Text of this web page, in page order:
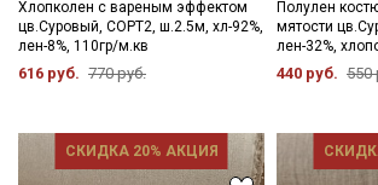
- гладить рекомендуется слегка
стороны.
Цветопередача может отличаться от
точно передать цвет ткани на фото и в
несмотря на наши старания, мы не можем
Хлопколен с вареным эффектом
цв.Суровый, СОРТ2, ш.2.5м, хл-92%,
лен-8%, 110гр/м.кв
616 руб. 770 руб.
Полулен
мятости
лен-32%,
440 руб. 550
СКИДКА 20% АКЦИЯ